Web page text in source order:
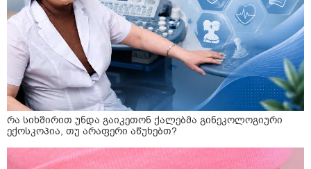
რა სიხშირით უნდა გაიკეთონ ქალებმა გინეკოლოგიური
ექოსკოპია, თუ არაფერი აწუხებთ?